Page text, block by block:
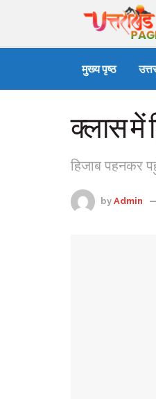
मुख्य पृष्ठ
क्लास में
हिजाब पहनकर
by Admin